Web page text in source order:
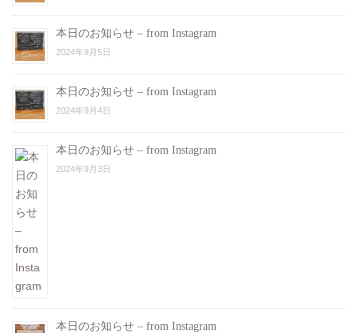
本日のお知らせ – from Instagram
2024年9月5日
本日のお知らせ – from Instagram
2024年9月4日
本日のお知らせ – from Instagram
2024年9月3日
本日のお知らせ – from Instagram